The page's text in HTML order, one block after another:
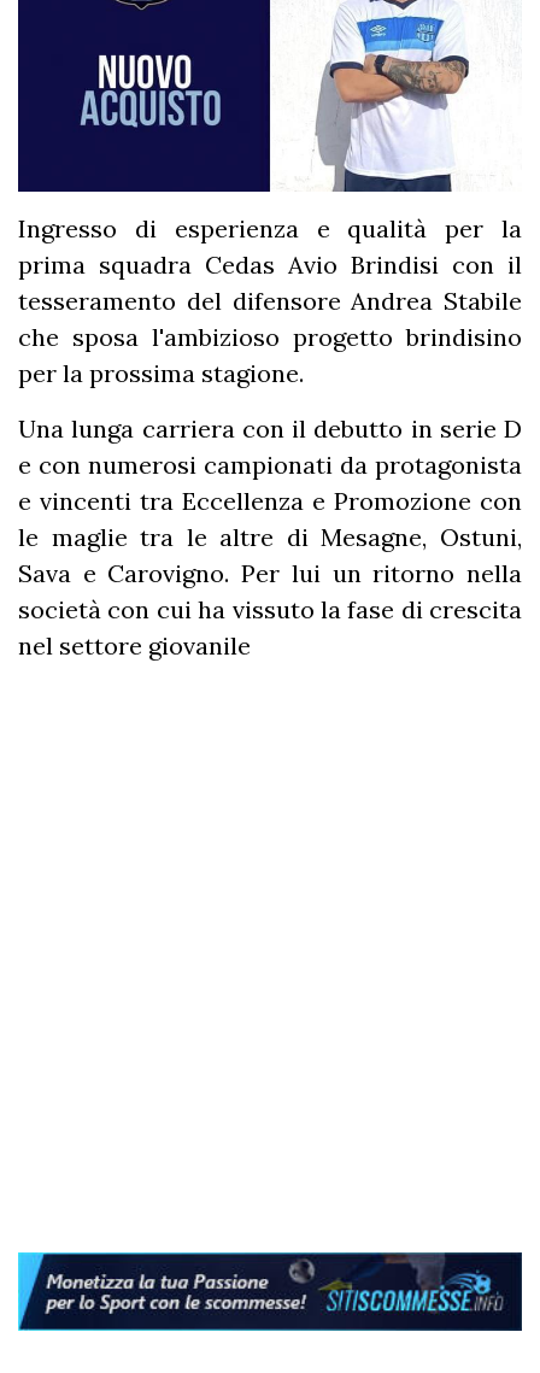
Ingresso di esperienza e qualità per la
prima squadra Cedas Avio Brindisi con il
tesseramento del difensore Andrea Stabile
che sposa l'ambizioso progetto brindisino
per la prossima stagione.
Una lunga carriera con il debutto in serie D
e con numerosi campionati da protagonista
e vincenti tra Eccellenza e Promozione con
le maglie tra le altre di Mesagne, Ostuni,
Sava e Carovigno. Per lui un ritorno nella
società con cui ha vissuto la fase di crescita
nel settore giovanile